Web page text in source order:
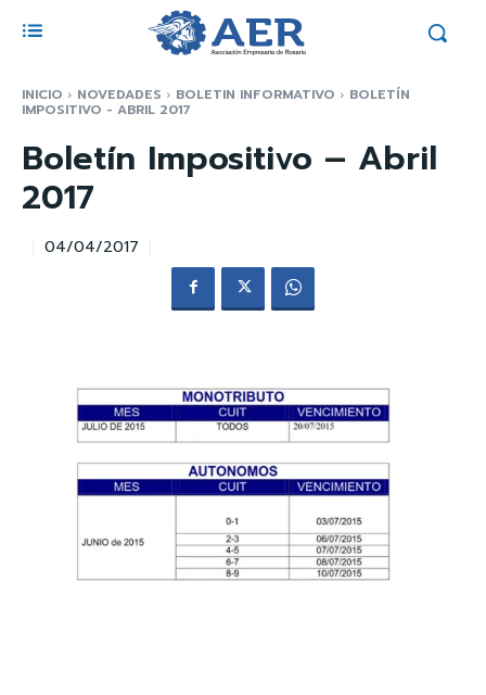
INICIO NOVEDADES BOLETIN INFORMATIVO BOLETÍN
IMPOSITIVO - ABRIL 2017
Boletín Impositivo – Abril
2017
04/04/2017